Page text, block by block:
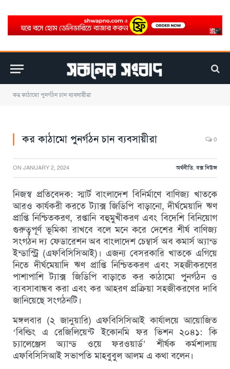
কর কাঠামো পুনর্গঠন চান ব্যবসায়ীরা
কর কাঠামো পুনর্গঠন চান ব্যবসায়ীরা 0
ON JANUARY 2, 2024 অর্থনীতি,বক্স নিউজ
নিজস্ব প্রতিবেদক: স্মার্ট বাংলাদেশ বিনির্মাণে বাণিজ্য খাতকে
আরও কার্যকরী করতে ট্যাক্স জিডিপি বাড়ানো, দীর্ঘমেয়াদি ঋণ
প্রাপ্তি নিশ্চিতকরণ, রপ্তানি বহুমুখীকরণ এবং বিদেশি বিনিয়োগ
গুরুত্বপূর্ণ ভূমিকা রাখবে বলে মনে করে দেশের শীর্ষ বাণিজ্য
সংগঠন দ্য ফেডারেশন অব বাংলাদেশ চেম্বার্স অব কমার্স অ্যান্ড
ইন্ডাস্ট্রি (এফবিসিসিআই)। এজন্য বেসরকারি খাতকে এগিয়ে
নিতে দীর্ঘমেয়াদি ঋণ প্রাপ্তি নিশ্চিতকরণ এবং সহজীকরণের
পাশাপাশি ট্যাক্স জিডিপি বাড়াতে কর কাঠামো পুনর্গঠন ও
ব্যবসাবান্ধব করা এবং কর আহরণ প্রক্রিয়া সহজীকরণের দাবি
জানিয়েছে সংগঠনটি।
মঙ্গলবার (২ জানুয়ারি) এফবিসিসিআই কার্যালয়ে আয়োজিত
‘বিল্ডিং এ রেজিলিয়েন্ট ইকোনমি ফর ভিশন ২০৪১: কি
চ্যালেঞ্জেস অ্যান্ড ওয়ে ফরওয়ার্ড’ শীর্ষক কর্মশালায়
এফবিসিসিআই সভাপতি মাহবুবুল আলম এ কথা বলেন।